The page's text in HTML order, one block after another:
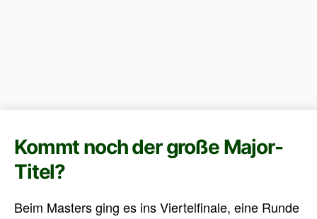
Kommt noch der große Major-
Titel?
Beim Masters ging es ins Viertelfinale, eine Runde